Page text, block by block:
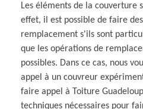
Les éléments de la couverture
effet, il est possible de faire
remplacement s'ils sont
que les opérations de
possibles. Dans ce cas, nous
appel à un couvreur
faire appel à Toiture
techniques nécessaires pour